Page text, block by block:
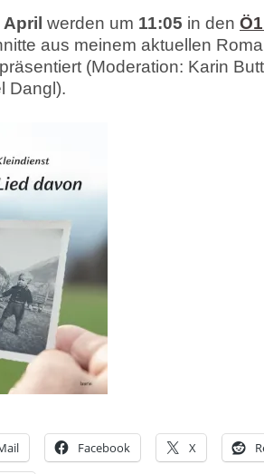
April werden um 11:05 in den
aus meinem aktuellen
(Moderation: Karin
Dangl).
Facebook X